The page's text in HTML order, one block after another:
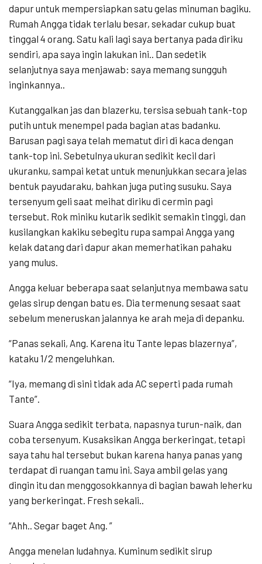
dapur untuk mempersiapkan satu gelas minuman bagiku.
Rumah Angga tidak terlalu besar, sekadar cukup buat
tinggal 4 orang. Satu kali lagi saya bertanya pada diriku
sendiri, apa saya ingin lakukan ini.. Dan sedetik
selanjutnya saya menjawab: saya memang sungguh
inginkannya..
Kutanggalkan jas dan blazerku, tersisa sebuah tank-top
putih untuk menempel pada bagian atas badanku.
Barusan pagi saya telah mematut diri di kaca dengan
tank-top ini. Sebetulnya ukuran sedikit kecil dari
ukuranku, sampai ketat untuk menunjukkan secara jelas
bentuk payudaraku, bahkan juga puting susuku. Saya
tersenyum geli saat meihat diriku di cermin pagi
tersebut. Rok miniku kutarik sedikit semakin tinggi, dan
kusilangkan kakiku sebegitu rupa sampai Angga yang
kelak datang dari dapur akan memerhatikan pahaku
yang mulus.
Angga keluar beberapa saat selanjutnya membawa satu
gelas sirup dengan batu es. Dia termenung sesaat saat
sebelum meneruskan jalannya ke arah meja di depanku.
“Panas sekali, Ang. Karena itu Tante lepas blazernya”,
kataku 1/2 mengeluhkan.
“Iya, memang di sini tidak ada AC seperti pada rumah
Tante”.
Suara Angga sedikit terbata, napasnya turun-naik, dan
coba tersenyum. Kusaksikan Angga berkeringat, tetapi
saya tahu hal tersebut bukan karena hanya panas yang
terdapat di ruangan tamu ini. Saya ambil gelas yang
dingin itu dan menggosokkannya di bagian bawah leherku
yang berkeringat. Fresh sekali..
“Ahh.. Segar baget Ang. ”
Angga menelan ludahnya. Kuminum sedikit sirup